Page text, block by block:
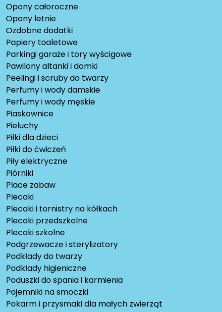
Opony całoroczne
Opony letnie
Ozdobne dodatki
Papiery toaletowe
Parkingi garaże i tory wyścigowe
Pawilony altanki i domki
Peelingi i scruby do twarzy
Perfumy i wody damskie
Perfumy i wody męskie
Piaskownice
Pieluchy
Piłki dla dzieci
Piłki do ćwiczeń
Piły elektryczne
Piórniki
Place zabaw
Plecaki
Plecaki i tornistry na kółkach
Plecaki przedszkolne
Plecaki szkolne
Podgrzewacze i sterylizatory
Podkłady do twarzy
Podkłady higieniczne
Poduszki do spania i karmienia
Pojemniki na smoczki
Pokarm i przysmaki dla małych zwierząt